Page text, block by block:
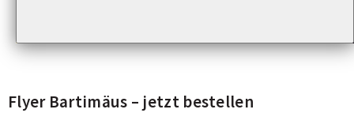
Flyer Bartimäus – jetzt bestellen